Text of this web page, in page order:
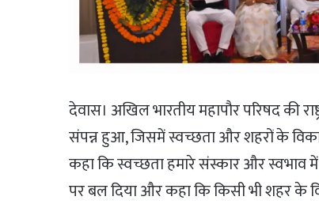
देवास। अखिल भारतीय महापौर परिषद की
संपन्न हुआ, जिसमें स्वच्छता और शहरों के
कहा कि स्वच्छता हमारे संस्कार और स्वभाव
पर बल दिया और कहा कि किसी भी शहर के